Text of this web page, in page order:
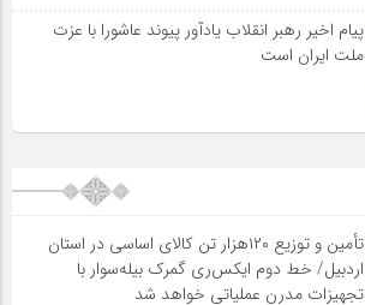
پیام اخیر رهبر انقلاب یادآور پیوند عاشورا با عزت
ملت ایران است
تأمین و توزیع ۱۲۰هزار تن کالای اساسی در استان
اردبیل/ خط دوم ایکس‌ری گمرک بیله‌سوار با
تجهیزات مدرن عملیاتی خواهد شد